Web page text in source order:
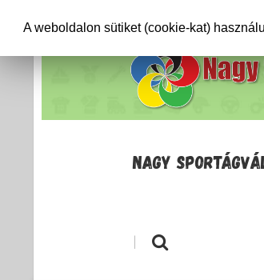
NAGY
|
A weboldalon sütiket (cookie-kat)